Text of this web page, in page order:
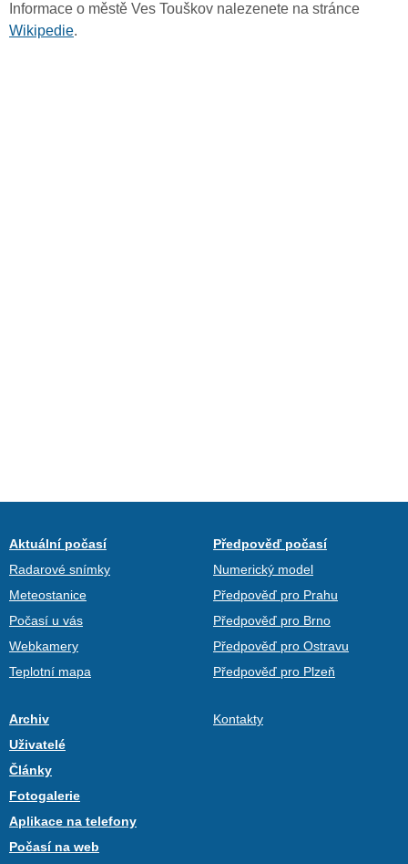
Informace o městě Ves Touškov nalezenete na stránce
Wikipedie.
Aktuální počasí
Radarové snímky
Meteostanice
Počasí u vás
Webkamery
Teplotní mapa
Předpověď počasí
Numerický model
Předpověď pro Prahu
Předpověď pro Brno
Předpověď pro Ostravu
Předpověď pro Plzeň
Archiv
Uživatelé
Články
Fotogalerie
Aplikace na telefony
Počasí na web
Kontakty